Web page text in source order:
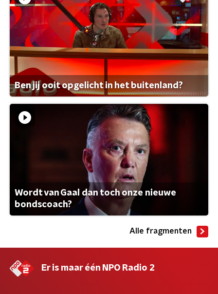
Ben jij ooit opgelicht in het buitenland?
Wordt van Gaal dan toch onze nieuwe
bondscoach?
Alle fragmenten
Er is maar één NPO Radio 2